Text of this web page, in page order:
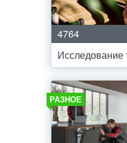
4764
Исследование
РАЗНОЕ